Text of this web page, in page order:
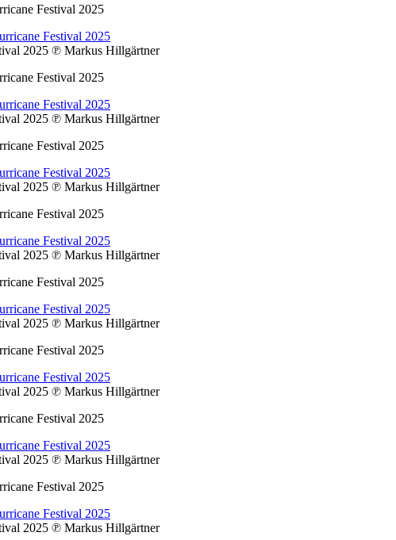
Festival 2025
2025 ℗ Markus Hillgärtner
Festival 2025
2025 ℗ Markus Hillgärtner
Festival 2025
2025 ℗ Markus Hillgärtner
Festival 2025
2025 ℗ Markus Hillgärtner
Festival 2025
2025 ℗ Markus Hillgärtner
Festival 2025
2025 ℗ Markus Hillgärtner
Festival 2025
2025 ℗ Markus Hillgärtner
Festival 2025
2025 ℗ Markus Hillgärtner